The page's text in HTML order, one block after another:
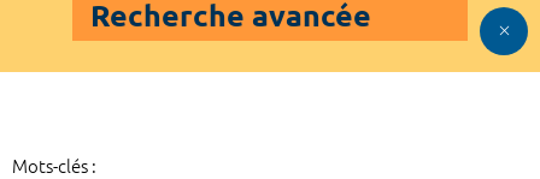
Recherche avancée
Mots-clés :